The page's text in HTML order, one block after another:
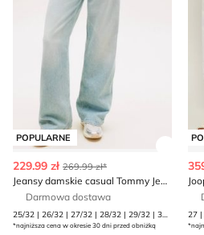
POPULARNE
229.99 zł 269.99 zł*
Jeansy damskie casual Tommy Jeans
Darmowa dostawa
25/32 | 26/32 | 27/32 | 28/32 | 29/32 | 30/32 | 31/32
*najniższa cena w okresie 30 dni przed obniżką
27 |